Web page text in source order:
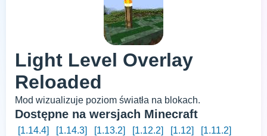
Light Level Overlay
Reloaded
Mod wizualizuje poziom światła na blokach.
Dostępne na wersjach Minecraft
[1.14.4] [1.14.3] [1.13.2] [1.12.2] [1.12]
[1.11.2]